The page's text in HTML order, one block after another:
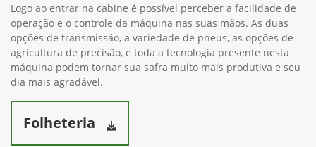
Logo ao entrar na cabine é possível perceber a facilidade de
operação e o controle da máquina nas suas mãos. As duas
opções de transmissão, a variedade de pneus, as opções de
agricultura de precisão, e toda a tecnologia presente nesta
máquina podem tornar sua safra muito mais produtiva e seu
dia mais agradável.
Folheteria